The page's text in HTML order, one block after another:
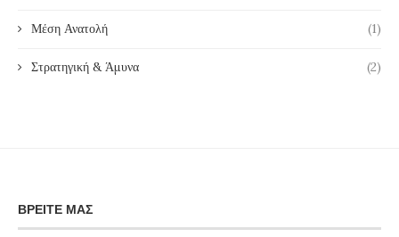
Μέση Ανατολή (1)
Στρατηγική & Άμυνα (2)
ΒΡΕΊΤΕ ΜΑΣ